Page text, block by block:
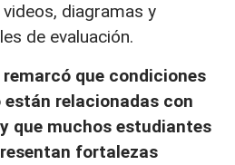
diagramas y
de evaluación.
que condiciones
relacionadas con
que muchos estudiantes
fortalezas